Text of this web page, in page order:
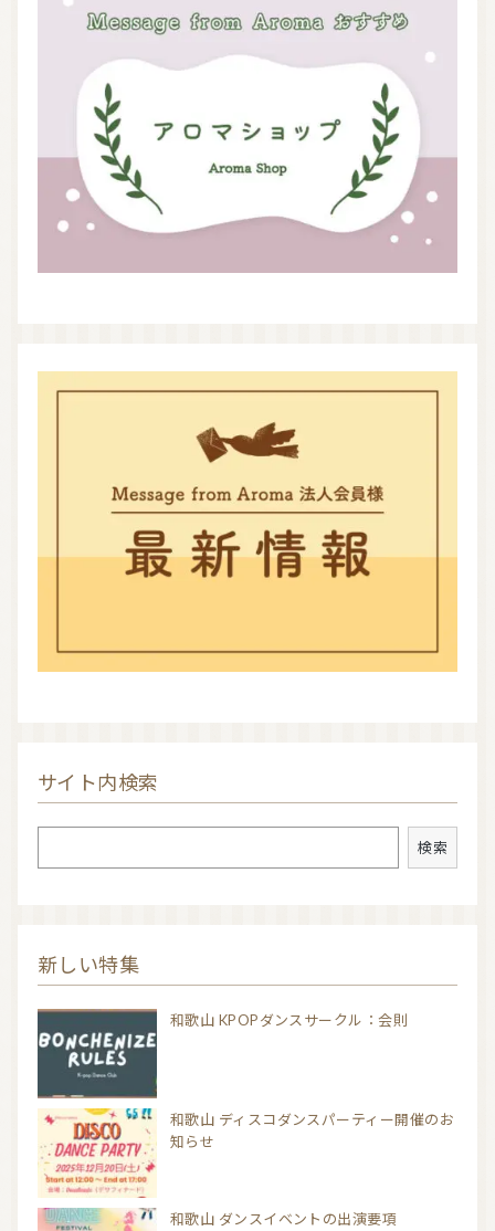
サイト内検索
検索
新しい特集
和歌山 KPOPダンスサークル：会則
和歌山 ディスコダンスパーティー開催のお
知らせ
和歌山 ダンスイベントの出演要項